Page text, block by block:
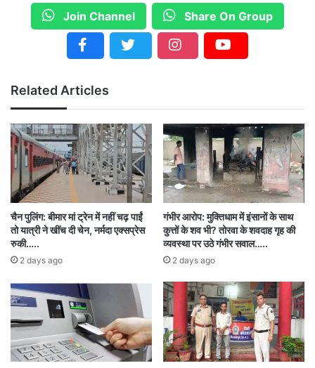
प्रदेश नेतृत्व ने 12 अक्टूबर 2025 को संगठन से बाहर कर
दिया था। इसके बावजूद कुछ लोग जानबूझकर उसका नाम
युवा कांग्रेस से जोड़ने की कोशिश कर रहे हैं, जो गलत है।
उन्होंने कहा कि राहुल ठाकुर न तो युवा कांग्रेस का
पदाधिकारी है और न ही सक्रिय या निष्क्रिय कार्यकर्ता।
ऐसे में रायपुर की इस घटना से युवा कांग्रेस को जोड़ना
दुर्भावना से प्रेरित है और संगठन की छवि खराब करने का
प्रयास है।
युवा कांग्रेस ने इस घटना की कड़ी निंदा करते हुए कहा कि
संगठन किसी भी प्रकार की हिंसा, उपद्रव, अवैध हथियारों
या कानून-व्यवस्था को बिगाड़ने वाली गतिविधियों का समर्थन
नहीं करता। युवा कांग्रेस लोकतांत्रिक और शांतिपूर्ण तरीकों
में विश्वास रखती है।
Join Channel Share On Group
Related Articles
चैन पुलिंग: बीमार मां ट्रेन में नहीं चढ़ पाईं
तो यात्री ने खींच दी चेन, नर्मदा एक्सप्रेस
रुकी…..
2 days ago
गंभीर आरोप: मुक्तिधाम में इंसानों के साथ
कुत्तों के शव भी? तोरवा के शवदाह गृह की
व्यवस्था पर उठे गंभीर सवाल…..
2 days ago